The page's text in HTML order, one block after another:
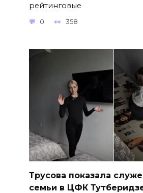
рейтинговые
0 358
Трусова показала
семьи в ЦФК